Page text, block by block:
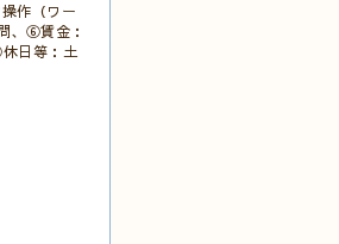
作（ワー
、⑥賃金：
日等：土